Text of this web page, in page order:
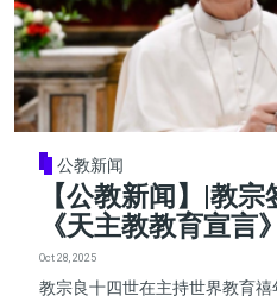
公教新闻
【公教新闻】|教
《天主教教育宣言
Oct 28, 2025
教宗良十四世在主持世界教育